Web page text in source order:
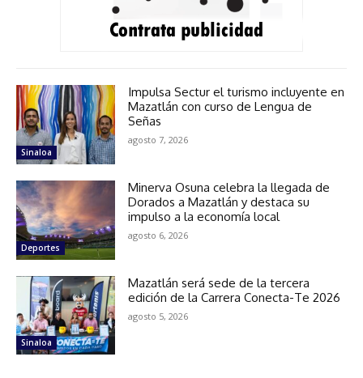
Sinaloa
Impulsa Sectur el turismo incluyente en
Mazatlán con curso de Lengua de
Señas
agosto 7, 2026
Deportes
Minerva Osuna celebra la llegada de
Dorados a Mazatlán y destaca su
impulso a la economía local
agosto 6, 2026
Sinaloa
Mazatlán será sede de la tercera
edición de la Carrera Conecta-Te 2026
agosto 5, 2026